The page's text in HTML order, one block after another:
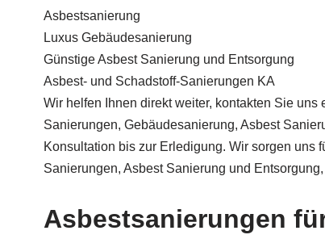
Asbestsanierung
Luxus Gebäudesanierung
Günstige Asbest Sanierung und Entsorgung
Asbest- und Schadstoff-Sanierungen KA
Wir helfen Ihnen direkt weiter, kontakten Sie
Sanierungen, Gebäudesanierung, Asbest
Konsultation bis zur Erledigung. Wir sorgen uns
Sanierungen, Asbest Sanierung und
Asbestsanierungen